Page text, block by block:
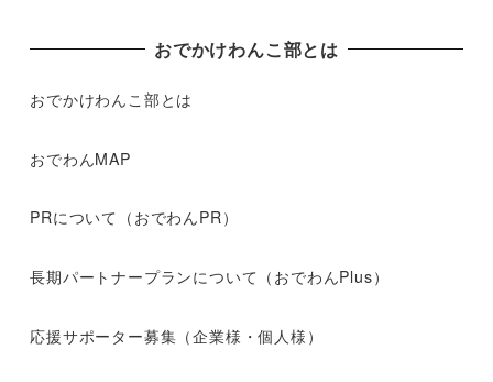
おでかけわんこ部とは
おでかけわんこ部とは
おでわんMAP
PRについて（おでわんPR）
長期パートナープランについて（おでわんPlus）
応援サポーター募集（企業様・個人様）